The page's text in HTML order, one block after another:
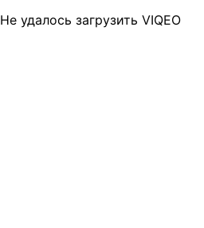
Не удалось загрузить VIQEO